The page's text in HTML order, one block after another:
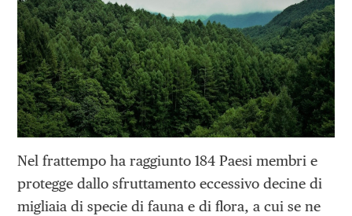
Nel frattempo ha raggiunto 184 Paesi membri e
protegge dallo sfruttamento eccessivo decine di
migliaia di specie di fauna e di flora, a cui se ne